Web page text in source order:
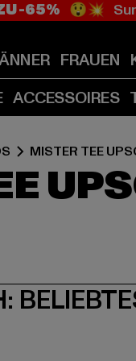
-65% 😲💥
FRAUEN
ACCESSOIRES
MISTER TEE